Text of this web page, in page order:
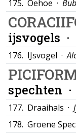
175. Oehoe ·
ijsvogels ·
176. IJsvogel ·
spechten ·
177. Draaihals ·
178. Groene